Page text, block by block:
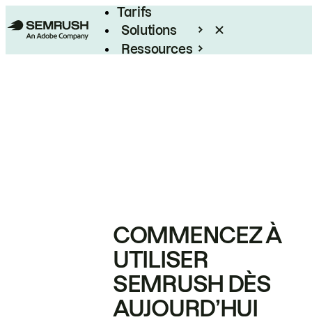
Tarifs
Solutions
Ressources
COMMENCEZ À
UTILISER
SEMRUSH DÈS
AUJOURD’HUI